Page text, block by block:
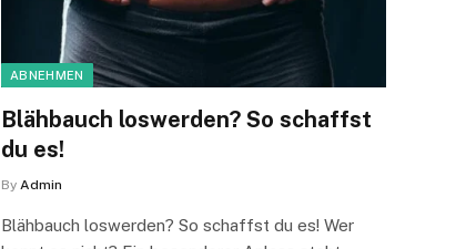
ABNEHMEN
Blähbauch loswerden? So schaffst
du es!
By Admin
Blähbauch loswerden? So schaffst du es! Wer